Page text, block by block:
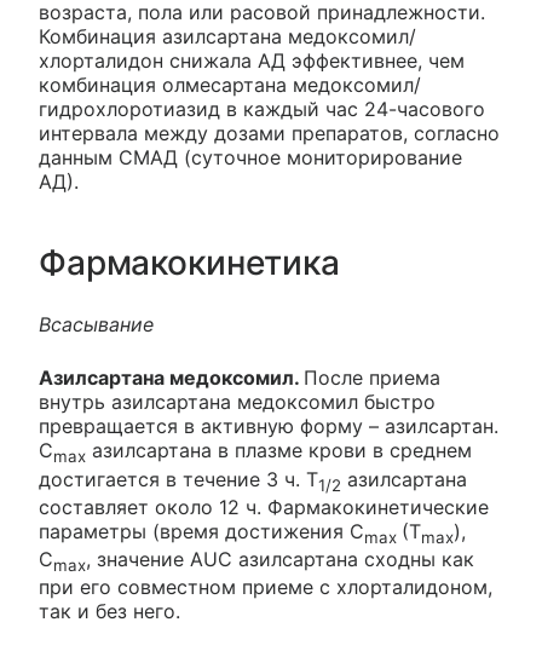
возраста, пола или расовой принадлежности.
Комбинация азилсартана медоксомил/
хлорталидон снижала АД эффективнее, чем
комбинация олмесартана медоксомил/
гидрохлоротиазид в каждый час 24-часового
интервала между дозами препаратов, согласно
данным СМАД (суточное мониторирование
АД).
Фармакокинетика
Всасывание
Азилсартана медоксомил. После приема
внутрь азилсартана медоксомил быстро
превращается в активную форму – азилсартан.
Cmax азилсартана в плазме крови в среднем
достигается в течение 3 ч. Т1/2 азилсартана
составляет около 12 ч. Фармакокинетические
параметры (время достижения Cmax (Tmax),
Cmax, значение AUC азилсартана сходны как
при его совместном приеме с хлорталидоном,
так и без него.